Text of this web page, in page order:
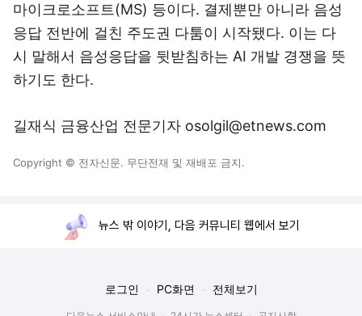
마이크로소프트(MS) 등이다. 결제뿐만 아니라 음성
응답 전반에 걸친 주도권 다툼이 시작됐다. 이는 다
시 말해서 음성응답을 뒷받침하는 AI 개발 경쟁을 뜻
하기도 한다.
길재식 금융산업 전문기자 osolgil@etnews.com
Copyright © 전자신문. 무단전재 및 재배포 금지.
뉴스 밖 이야기, 다음 커뮤니티 웹에서 보기
로그인 PC화면 전체보기